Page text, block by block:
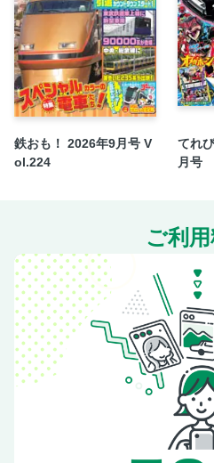
鉄おも！ 2026年9月号 V
ol.224
てれ
月号
ご利